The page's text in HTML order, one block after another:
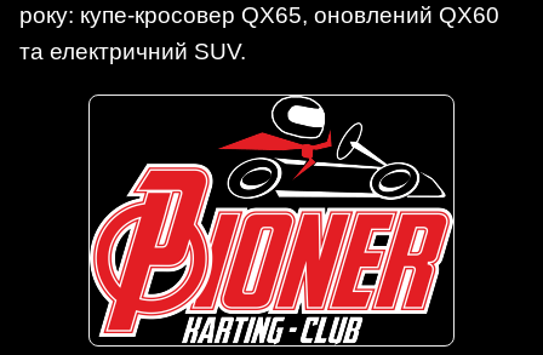
року: купе-кросовер QX65, оновлений QX60
та електричний SUV.